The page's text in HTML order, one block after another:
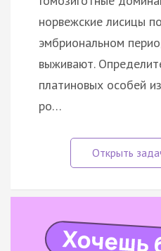
норвежские лисицы
эмбриональном
выживают.
платиновых особей
ро…